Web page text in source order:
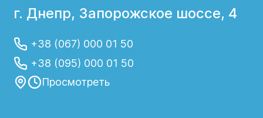
г. Днепр, Запорожское шоссе, 4
+38 (067) 000 01 50
+38 (095) 000 01 50
Просмотреть